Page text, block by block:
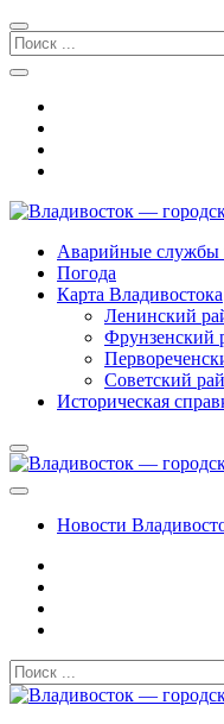
Перейти
к
навигации
Перейти
к
содержимому
Поиск:
Владивосток —
Аварийные службы
Погода
Карта Владивостока
Ленинский
Фрунзенский
Советский
Историческая
Новости
Поиск: